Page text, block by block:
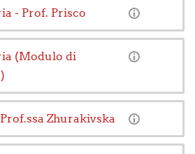
- Prof. Prisco
(Modulo di
Zhurakivska